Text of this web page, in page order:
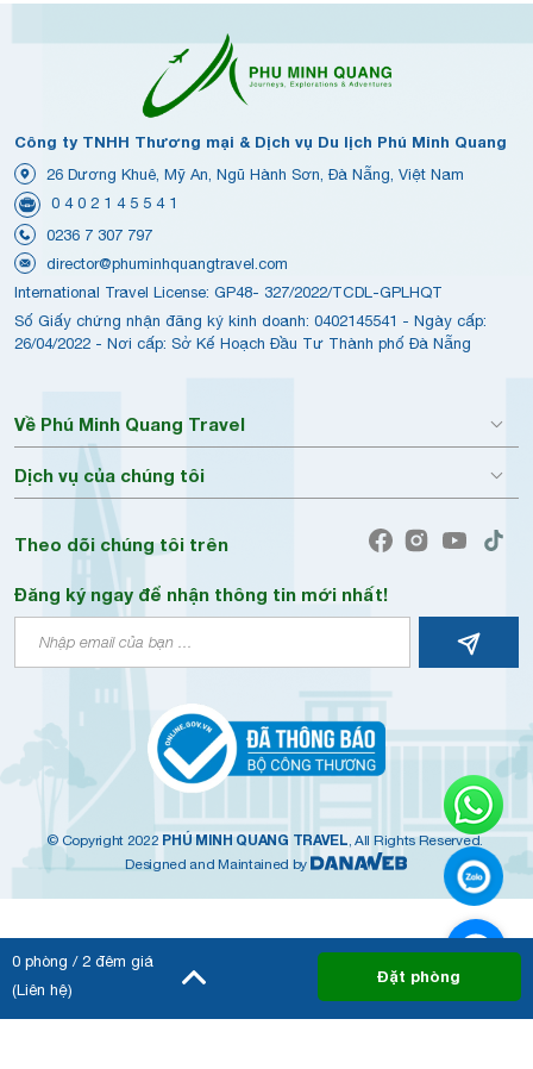
0 phòng / 2 đêm giá
(Liên hệ)
Đặt phòng
Công ty TNHH Thương mại & Dịch vụ Du lịch Phú Minh Quang
26 Dương Khuê, Mỹ An, Ngũ Hành Sơn, Đà Nẵng, Việt Nam
0 4 0 2 1 4 5 5 4 1
0236 7 307 797
director@phuminhquangtravel.com
International Travel License: GP48- 327/2022/TCDL-GPLHQT
Số Giấy chứng nhận đăng ký kinh doanh: 0402145541 - Ngày cấp:
26/04/2022 - Nơi cấp: Sở Kế Hoạch Đầu Tư Thành phố Đà Nẵng
Về Phú Minh Quang Travel
Dịch vụ của chúng tôi
Theo dõi chúng tôi trên
Đăng ký ngay để nhận thông tin mới nhất!
© Copyright 2022 PHÚ MINH QUANG TRAVEL, All Rights Reserved.
Designed and Maintained by